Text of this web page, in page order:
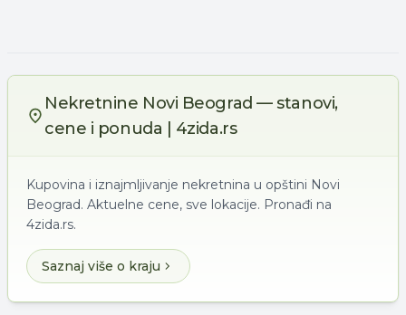
Nekretnine Novi Beograd — stanovi,
cene i ponuda | 4zida.rs
Kupovina i iznajmljivanje nekretnina u opštini Novi
Beograd. Aktuelne cene, sve lokacije. Pronađi na
4zida.rs.
Saznaj više o kraju